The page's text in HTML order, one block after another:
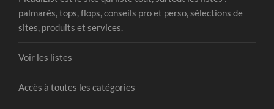
palmarès, tops, flops, conseils pro et perso, sélections de
sites, produits et services.
Voir les listes
Accès à toutes les catégories